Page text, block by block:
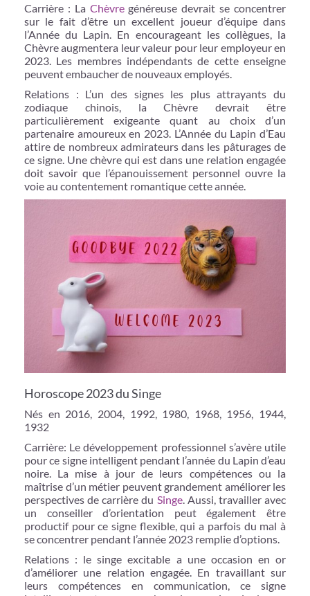
Carrière : La Chèvregénéreuse devrait se concentrer
sur le fait d’être un excellent joueur d’équipe dans
l’Année du Lapin. En encourageant les collègues, la
Chèvre augmentera leur valeur pour leur employeur en
2023. Les membres indépendants de cette enseigne
peuvent embaucher de nouveaux employés.
Relations : L’un des signes les plus attrayants du
zodiaque chinois, la Chèvre devrait être
particulièrement exigeante quant au choix d’un
partenaire amoureux en 2023. L’Année du Lapin d’Eau
attire de nombreux admirateurs dans les pâturages de
ce signe. Une chèvre qui est dans une relation engagée
doit savoir que l’épanouissement personnel ouvre la
voie au contentement romantique cette année.
Horoscope 2023 du Singe
Nés en 2016, 2004, 1992, 1980, 1968, 1956, 1944,
1932
Carrière: Le développement professionnel s’avère utile
pour ce signe intelligent pendant l’année du Lapin d’eau
noire. La mise à jour de leurs compétences ou la
maîtrise d’un métier peuvent grandement améliorer les
perspectives de carrière du Singe. Aussi, travailler avec
un conseiller d’orientation peut également être
productif pour ce signe flexible, qui a parfois du mal à
se concentrer pendant l’année 2023 remplie d’options.
Relations : le singe excitable a une occasion en or
d’améliorer une relation engagée. En travaillant sur
leurs compétences en communication, ce signe